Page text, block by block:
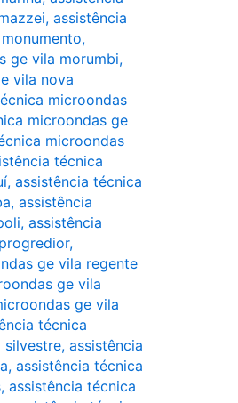
, assistência
,
ge vila morumbi,
vila nova
microondas
microondas ge
microondas
técnica
, assistência técnica
, assistência
, assistência
,
ge vila regente
ge vila
ge vila
técnica
silvestre, assistência
, assistência técnica
, assistência técnica